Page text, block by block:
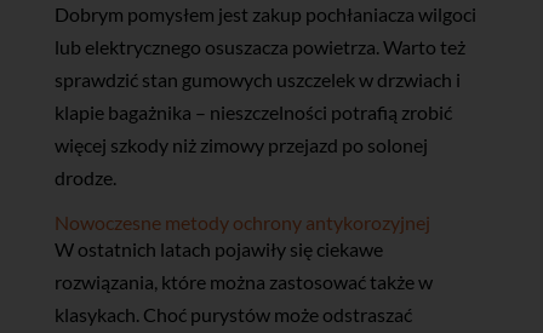
Dobrym pomysłem jest zakup pochłaniacza wilgoci
lub elektrycznego osuszacza powietrza. Warto też
sprawdzić stan gumowych uszczelek w drzwiach i
klapie bagażnika – nieszczelności potrafią zrobić
więcej szkody niż zimowy przejazd po solonej
drodze.
Nowoczesne metody ochrony antykorozyjnej
W ostatnich latach pojawiły się ciekawe
rozwiązania, które można zastosować także w
klasykach. Choć purystów może odstraszać